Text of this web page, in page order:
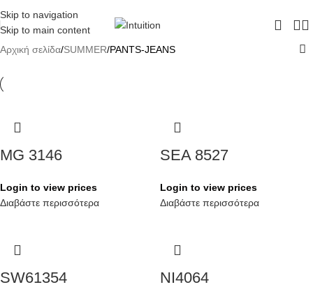
Skip to navigation
Skip to main content
Αρχική σελίδα SUMMER PANTS-JEANS
MG 3146
Login to view prices
Διαβάστε περισσότερα
SEA 8527
Login to view prices
Διαβάστε περισσότερα
SW61354 NI4064